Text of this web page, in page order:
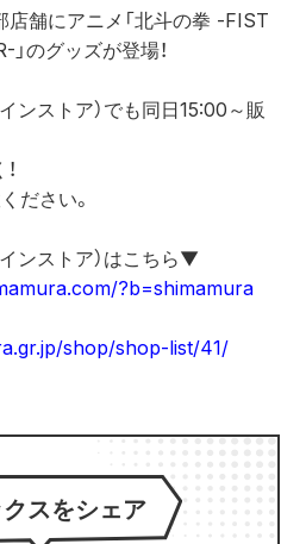
店舗にアニメ「北斗の拳 -FIST
のグッズが登場！
ンストア）でも同日15:00～販
ださい。
ンストア）はこちら▼
?b=shimamura
shop/shop-list/41/
クスをシェア